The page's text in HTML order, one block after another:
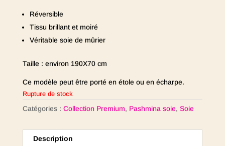
Réversible
Tissu brillant et moiré
Véritable soie de mûrier
Taille : environ 190X70 cm
Ce modèle peut être porté en étole ou en écharpe.
Rupture de stock
Catégories : Collection Premium, Pashmina soie, Soie
Description